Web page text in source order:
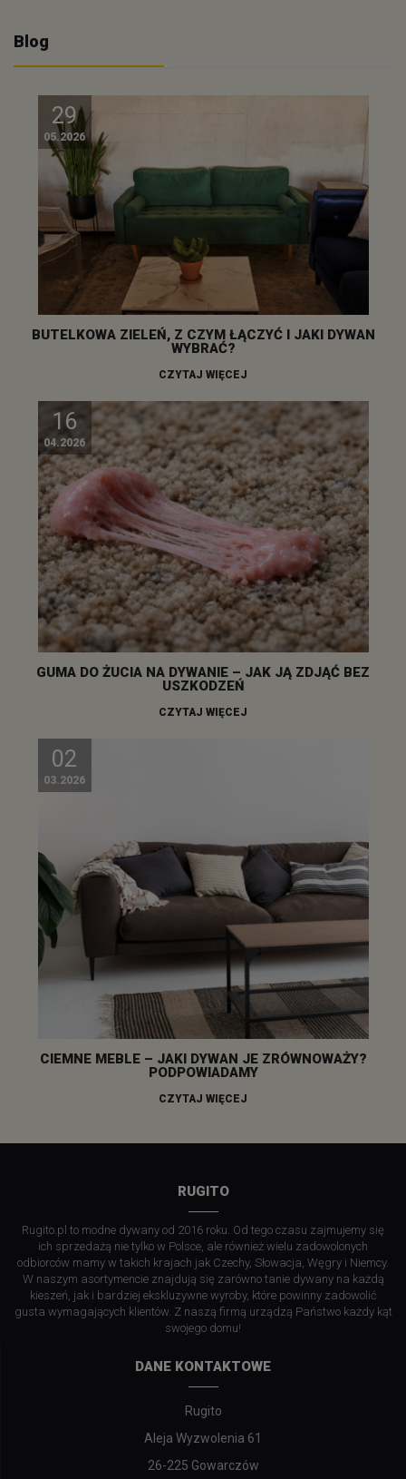
Blog
29
05.2026
BUTELKOWA ZIELEŃ, Z CZYM ŁĄCZYĆ I JAKI DYWAN
WYBRAĆ?
CZYTAJ WIĘCEJ
16
04.2026
GUMA DO ŻUCIA NA DYWANIE – JAK JĄ ZDJĄĆ BEZ
USZKODZEŃ
CZYTAJ WIĘCEJ
02
03.2026
CIEMNE MEBLE – JAKI DYWAN JE ZRÓWNOWAŻY?
PODPOWIADAMY
CZYTAJ WIĘCEJ
RUGITO
Rugito.pl to modne dywany od 2016 roku. Od tego czasu zajmujemy się
ich sprzedażą nie tylko w Polsce, ale również wielu zadowolonych
odbiorców mamy w takich krajach jak Czechy, Słowacja, Węgry i Niemcy.
W naszym asortymencie znajdują się zarówno tanie dywany na każdą
kieszeń, jak i bardziej ekskluzywne wyroby, które powinny zadowolić
gusta wymagających klientów. Z naszą firmą urządzą Państwo każdy kąt
swojego domu!
DANE KONTAKTOWE
Rugito
Aleja Wyzwolenia 61
26-225 Gowarczów